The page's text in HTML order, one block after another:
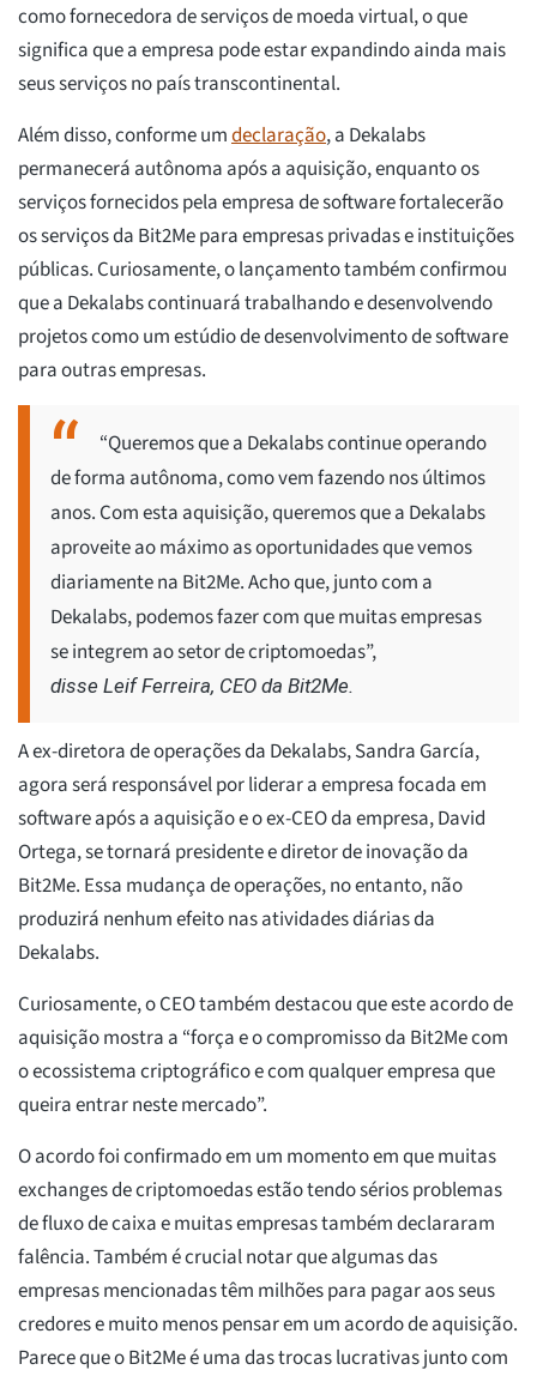
como fornecedora de serviços de moeda virtual, o que
significa que a empresa pode estar expandindo ainda mais
seus serviços no país transcontinental.
Além disso, conforme umdeclaração, a Dekalabs
permanecerá autônoma após a aquisição, enquanto os
serviços fornecidos pela empresa de software fortalecerão
os serviços da Bit2Me para empresas privadas e instituições
públicas. Curiosamente, o lançamento também confirmou
que a Dekalabs continuará trabalhando e desenvolvendo
projetos como um estúdio de desenvolvimento de software
para outras empresas.
“Queremos que a Dekalabs continue operando
de forma autônoma, como vem fazendo nos últimos
anos. Com esta aquisição, queremos que a Dekalabs
aproveite ao máximo as oportunidades que vemos
diariamente na Bit2Me. Acho que, junto com a
Dekalabs, podemos fazer com que muitas empresas
se integrem ao setor de criptomoedas”,
disse Leif Ferreira, CEO da Bit2Me.
A ex-diretora de operações da Dekalabs, Sandra García,
agora será responsável por liderar a empresa focada em
software após a aquisição e o ex-CEO da empresa, David
Ortega, se tornará presidente e diretor de inovação da
Bit2Me. Essa mudança de operações, no entanto, não
produzirá nenhum efeito nas atividades diárias da
Dekalabs.
Curiosamente, o CEO também destacou que este acordo de
aquisição mostra a “força e o compromisso da Bit2Me com
o ecossistema criptográfico e com qualquer empresa que
queira entrar neste mercado”.
O acordo foi confirmado em um momento em que muitas
exchanges de criptomoedas estão tendo sérios problemas
de fluxo de caixa e muitas empresas também declararam
falência. Também é crucial notar que algumas das
empresas mencionadas têm milhões para pagar aos seus
credores e muito menos pensar em um acordo de aquisição.
Parece que o Bit2Me é uma das trocas lucrativas junto com